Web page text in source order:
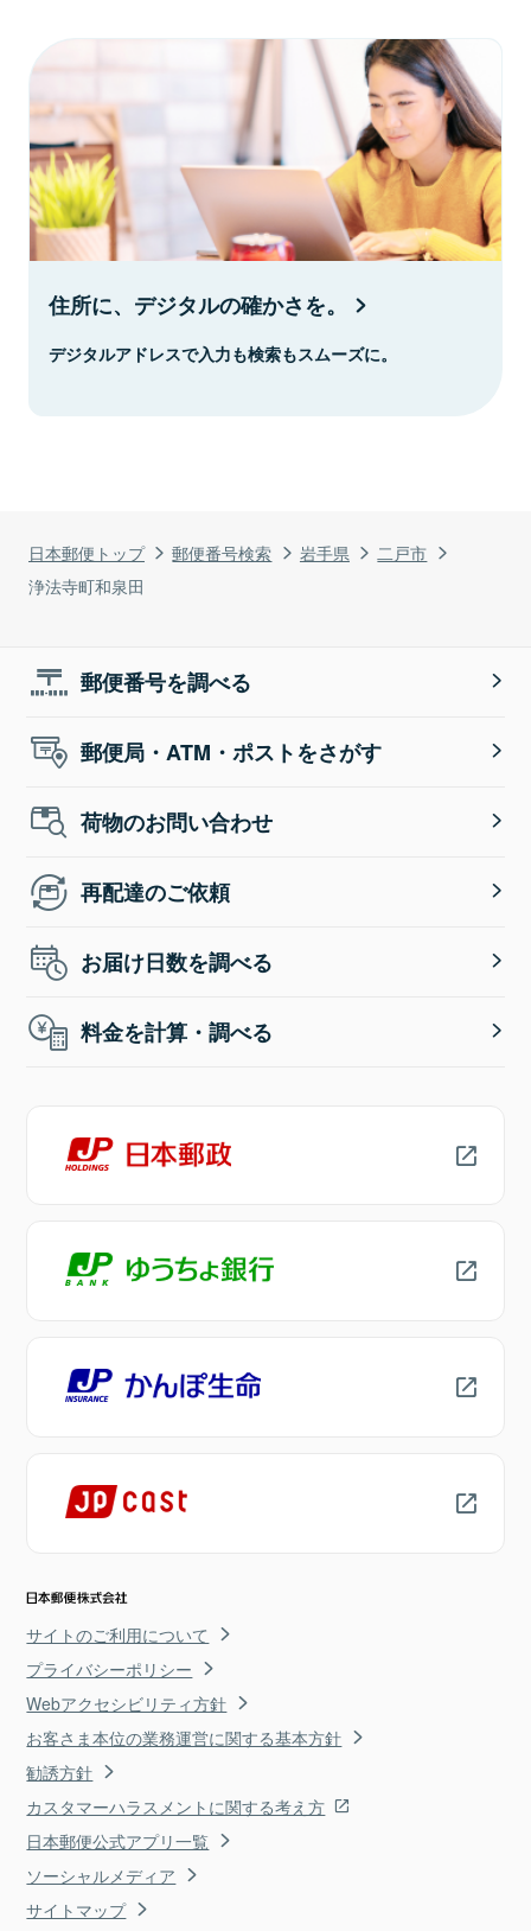
日本郵便トップ 郵便番号検索 岩手県
二戸市
浄法寺町和泉田
住所に、デジタルの確かさを。
デジタルアドレスで入力も検索もスムーズに。
郵便番号を調べる
郵便局・ATM・ポストをさがす
荷物のお問い合わせ
再配達のご依頼
お届け日数を調べる
料金を計算・調べる
サイトのご利用について
プライバシーポリシー
Webアクセシビリティ方針
お客さま本位の業務運営に関する基本方針
勧誘方針
カスタマーハラスメントに関する考え方
日本郵便公式アプリ一覧
ソーシャルメディア
サイトマップ